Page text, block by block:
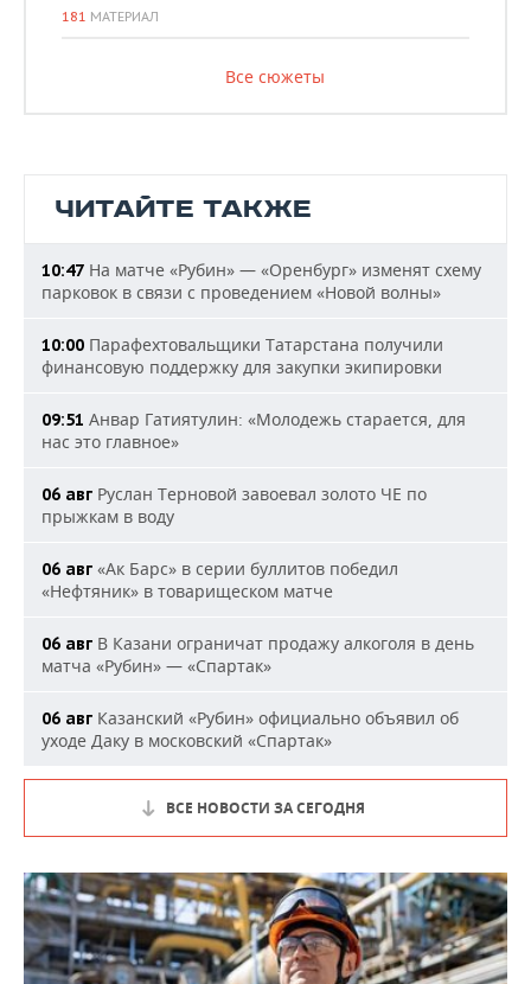
181 МАТЕРИАЛ
Все сюжеты
ЧИТАЙТЕ ТАКЖЕ
10:47 На матче «Рубин» — «Оренбург» изменят схему
парковок в связи с проведением «Новой волны»
10:00 Парафехтовальщики Татарстана получили
финансовую поддержку для закупки экипировки
09:51 Анвар Гатиятулин: «Молодежь старается, для
нас это главное»
06 авг Руслан Терновой завоевал золото ЧЕ по
прыжкам в воду
06 авг «Ак Барс» в серии буллитов победил
«Нефтяник» в товарищеском матче
06 авг В Казани ограничат продажу алкоголя в день
матча «Рубин» — «Спартак»
06 авг Казанский «Рубин» официально объявил об
уходе Даку в московский «Спартак»
ВСЕ НОВОСТИ ЗА СЕГОДНЯ